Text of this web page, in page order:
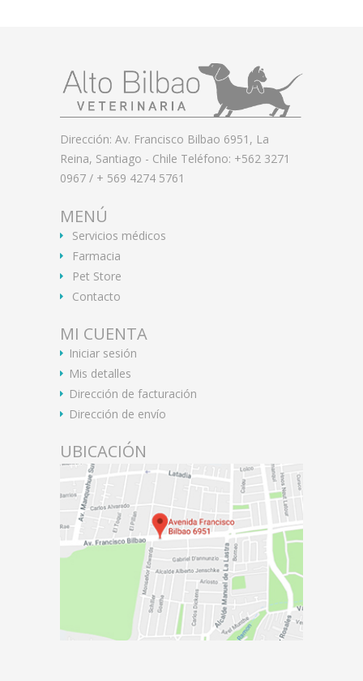
Dirección: Av. Francisco Bilbao 6951, La
Reina, Santiago - Chile Teléfono: +562 3271
0967 / + 569 4274 5761
MENÚ
Servicios médicos
Farmacia
Pet Store
Contacto
MI CUENTA
Iniciar sesión
Mis detalles
Dirección de facturación
Dirección de envío
UBICACIÓN